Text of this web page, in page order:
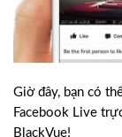
Giờ đây, bạn có
Facebook Live
BlackVue!